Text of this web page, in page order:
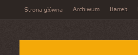
Strona główna Archiwum Bartek